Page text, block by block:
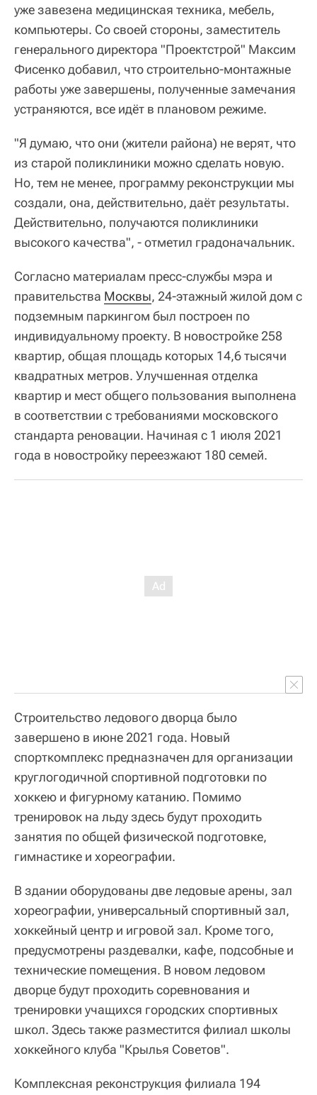
уже завезена медицинская техника, мебель,
компьютеры. Со своей стороны, заместитель
генерального директора "Проектстрой" Максим
Фисенко добавил, что строительно-монтажные
работы уже завершены, полученные замечания
устраняются, все идёт в плановом режиме.
"Я думаю, что они (жители района) не верят, что
из старой поликлиники можно сделать новую.
Но, тем не менее, программу реконструкции мы
создали, она, действительно, даёт результаты.
Действительно, получаются поликлиники
высокого качества", - отметил градоначальник.
Согласно материалам пресс-службы мэра и
правительства Москвы, 24-этажный жилой дом с
подземным паркингом был построен по
индивидуальному проекту. В новостройке 258
квартир, общая площадь которых 14,6 тысячи
квадратных метров. Улучшенная отделка
квартир и мест общего пользования выполнена
в соответствии с требованиями московского
стандарта реновации. Начиная с 1 июля 2021
года в новостройку переезжают 180 семей.
Строительство ледового дворца было
завершено в июне 2021 года. Новый
спорткомплекс предназначен для организации
круглогодичной спортивной подготовки по
хоккею и фигурному катанию. Помимо
тренировок на льду здесь будут проходить
занятия по общей физической подготовке,
гимнастике и хореографии.
В здании оборудованы две ледовые арены, зал
хореографии, универсальный спортивный зал,
хоккейный центр и игровой зал. Кроме того,
предусмотрены раздевалки, кафе, подсобные и
технические помещения. В новом ледовом
дворце будут проходить соревнования и
тренировки учащихся городских спортивных
школ. Здесь также разместится филиал школы
хоккейного клуба "Крылья Советов".
Комплексная реконструкция филиала 194